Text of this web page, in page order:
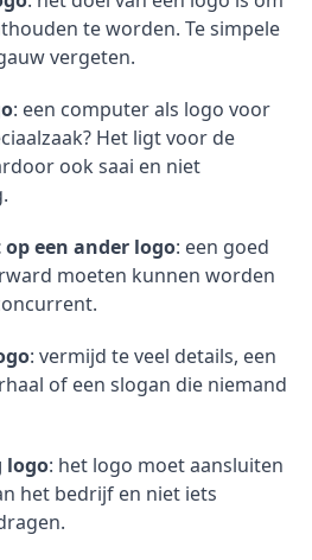
te worden. Te simpele
vergeten.
: een computer als logo voor
Het ligt voor de
ook saai en niet
een ander logo: een goed
moeten kunnen worden
: vermijd te veel details, een
of een slogan die niemand
logo: het logo moet aansluiten
het bedrijf en niet iets